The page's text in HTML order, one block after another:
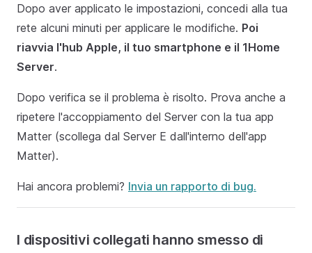
Dopo aver applicato le impostazioni, concedi alla tua
rete alcuni minuti per applicare le modifiche. Poi
riavvia l'hub Apple, il tuo smartphone e il 1Home
Server.
Dopo verifica se il problema è risolto. Prova anche a
ripetere l'accoppiamento del Server con la tua app
Matter (scollega dal Server E dall'interno dell'app
Matter).
Hai ancora problemi? Invia un rapporto di bug.
I dispositivi collegati hanno smesso di